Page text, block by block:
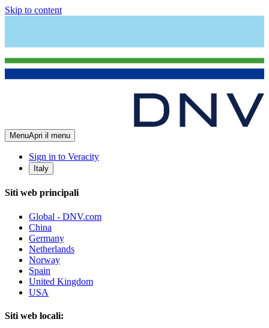
Skip to content
MenuApri il menu
Sign in to Veracity
Italy
Siti web principali
Global - DNV.com
China
Germany
Netherlands
Norway
Spain
United Kingdom
USA
Siti web locali: